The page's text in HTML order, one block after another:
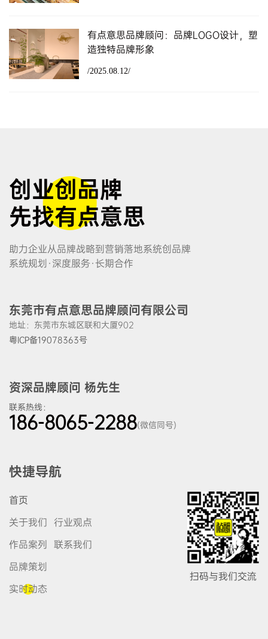
有点意思品牌顾问：品牌LOGO设计，塑
造独特品牌形象
/2025.08.12/
创业创品牌
先找有点意思
助力企业从品牌战略到营销落地系统创品牌
系统规划·深度服务·长期合作
东莞市有点意思品牌顾问有限公司
地址：东莞市东城区联和大厦902
粤ICP备19078363号
资深品牌顾问 杨先生
联系热线：
186-8065-2288(微信同号)
快捷导航
首页
关于我们
作品案列
品牌策划
实时动态
行业观点
联系我们
扫码与我们交流